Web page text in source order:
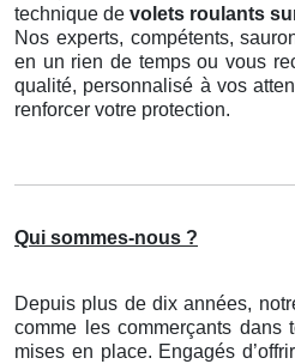
technique de volets roulants
Nos experts, compétents,
en un rien de temps ou vous
qualité, personnalisé à vos
renforcer votre protection.
Qui sommes-nous ?
Depuis plus de dix années,
comme les commerçants dans
mises en place. Engagés